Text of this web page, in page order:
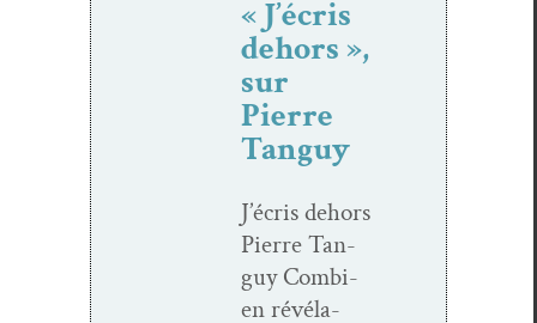
« J’écris
dehors »,
sur
Pierre
Tanguy
J’écris dehors
Pierre Tan­
guy Com­bi­
en révéla­